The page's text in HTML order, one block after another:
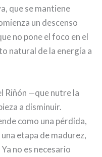
que se mantiene
un descenso
no pone el foco en el
natural de la energía a
Riñón —que nutre la
a disminuir.
como una pérdida,
etapa de madurez,
no es necesario